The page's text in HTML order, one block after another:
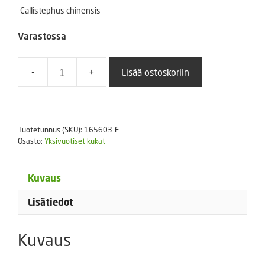
Callistephus chinensis
Varastossa
-
Kiinanasteri
mix
g
+ Lisää ostoskoriin
Tuotetunnus (SKU): 165603-F
Osasto: Yksivuotiset kukat
Kuvaus
Lisätiedot
Kuvaus